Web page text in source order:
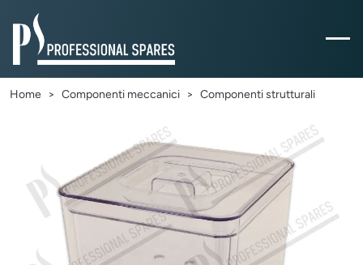
Home Componenti meccanici Componenti strutturali